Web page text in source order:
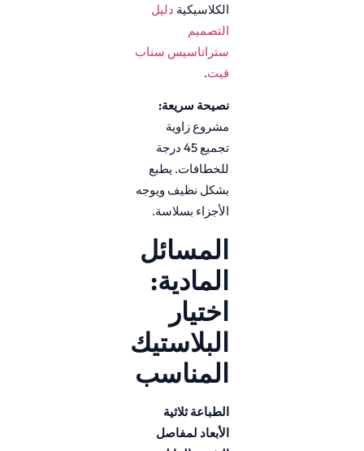
الكلاسيكية دليل
التصميم
ستراتاسيس سناب
فيت.
نصيحة سريعة:
مشروع زاوية
تجميع 45 درجة
للخطافات. يطبع
بشكل نظيف ويوجه
الأجزاء بسلاسة.
المسائل
المادية:
اختيار
البلاستيك
المناسب
الطباعة ثلاثية
الأبعاد لمفاصل